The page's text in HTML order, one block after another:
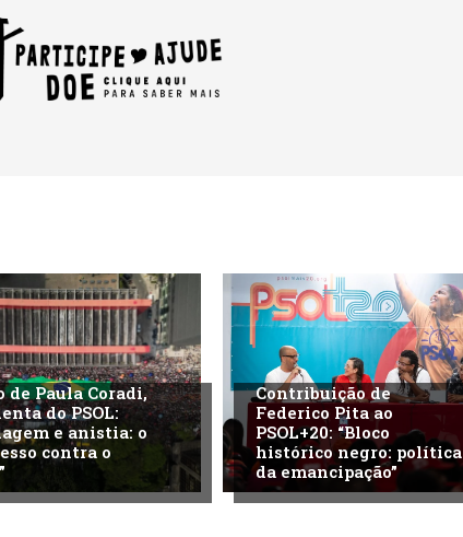
Paula Coradi,
do PSOL:
e anistia: o
contra o
Contribuição de
Federico Pita ao
PSOL+20: “Bloco
histórico negro: política
da emancipação”